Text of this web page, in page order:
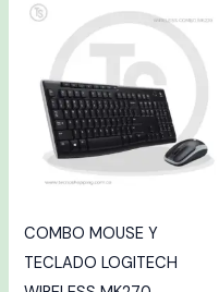
COMBO MOUSE Y
TECLADO LOGITECH